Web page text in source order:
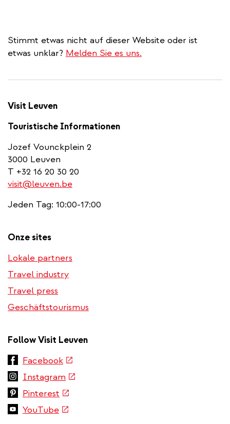
Stimmt etwas nicht auf dieser Website oder ist
etwas unklar? Melden Sie es uns.
Visit Leuven
Touristische Informationen
Jozef Vounckplein 2
3000 Leuven
T +32 16 20 30 20
visit@leuven.be
Jeden Tag: 10:00-17:00
Onze sites
Lokale partners
Travel industry
Travel press
Geschäftstourismus
Follow Visit Leuven
Facebook(link
external)
Instagram (link
is
Pinterest (link
is
YouTube(link